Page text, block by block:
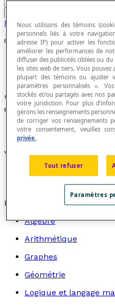
Figures planes
Côté
Chacun des éléments
d'unefigure
Voir aussi :
Côté d'un polygone
Côté d'un angle
Recherche par thème
Algèbre
Arithmétique
Graphes
Géométrie
Logique et langage
Nous utilisons des témoins
personnels liés à votre
adresse IP) pour activer les
améliorer les performances de
diffuser des publicités ciblées ou
les sites web de tiers. Vous
plupart des témoins ou ajuster
paramètres personnalisés ».
stockés et/ou partagés avec nos
votre juridiction. Pour plus
gérons les renseignements
de corriger vos renseignements
votre consentement, veuillez
privée.
Tout refuser
Paramètres